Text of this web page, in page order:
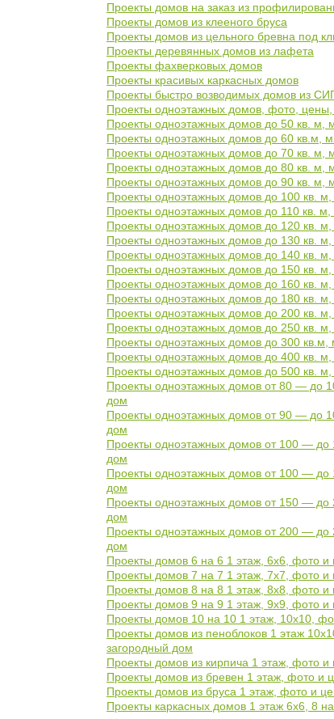
Проекты домов на заказ из
Проекты домов из клееного бруса
Проекты домов из цельного бревна под
Проекты деревянных домов из лафета
Проекты фахверковых домов
Проекты красивых каркасных домов
Проекты быстро возводимых домов из
Проекты одноэтажных домов, фото, цены,
Проекты одноэтажных домов до 50 кв. м,
Проекты одноэтажных домов до 60 кв.м,
Проекты одноэтажных домов до 70 кв. м,
Проекты одноэтажных домов до 80 кв. м,
Проекты одноэтажных домов до 90 кв. м,
Проекты одноэтажных домов до 100 кв.
Проекты одноэтажных домов до 110 кв.
Проекты одноэтажных домов до 120 кв.
Проекты одноэтажных домов до 130 кв.
Проекты одноэтажных домов до 140 кв.
Проекты одноэтажных домов до 150 кв.
Проекты одноэтажных домов до 160 кв.
Проекты одноэтажных домов до 180 кв.
Проекты одноэтажных домов до 200 кв.
Проекты одноэтажных домов до 250 кв.
Проекты одноэтажных домов до 300
Проекты одноэтажных домов до 400 кв.
Проекты одноэтажных домов до 500 кв.
Проекты одноэтажных домов от 80 — до
дом
Проекты одноэтажных домов от 90 — до
дом
Проекты одноэтажных домов от 100 — до
дом
Проекты одноэтажных домов от 100 — до
дом
Проекты одноэтажных домов от 150 — до
дом
Проекты одноэтажных домов от 200 — до
дом
Проекты домов 6 на 6 1 этаж, 6х6, фото и
Проекты домов 7 на 7 1 этаж, 7х7, фото и
Проекты домов 8 на 8 1 этаж, 8х8, фото и
Проекты домов 9 на 9 1 этаж, 9х9, фото и
Проекты домов 10 на 10 1 этаж, 10х10,
Проекты домов из пеноблоков 1 этаж
загородный дом
Проекты домов из кирпича 1 этаж, фото
Проекты домов из бревен 1 этаж, фото и
Проекты домов из бруса 1 этаж, фото и
Проекты каркасных домов 1 этаж 6х6, 8